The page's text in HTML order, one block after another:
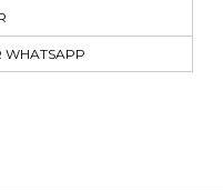
WHATSAPP